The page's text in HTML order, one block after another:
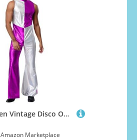
dPois Herren Vintage Disco Outfit Glänzend Jumpsuit Lang Overall Playsuit Ärmellos mit Schlaghose Mottoparty Fasching Kostüm Violett XXL
Amazon Marketplace